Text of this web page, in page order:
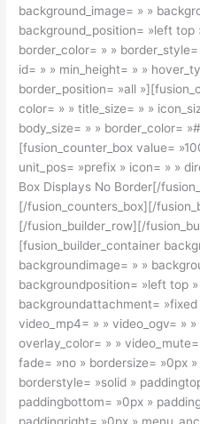
background_image= » »
background_position= »left top
border_color= » »
id= » » min_height= » »
border_position= »all
color= » » title_size= » »
body_size= » » border_color=
[fusion_counter_box value=
unit_pos= »prefix » icon= » »
Box Displays No Border[/
[/fusion_counters_box][/
[/fusion_builder_row][/
[fusion_builder_container
backgroundimage= » »
backgroundposition= »left top »
backgroundattachment= »fixed
video_mp4= » » video_ogv= »
overlay_color= » »
fade= »no » bordersize= »0px
borderstyle= »solid »
paddingbottom= »0px »